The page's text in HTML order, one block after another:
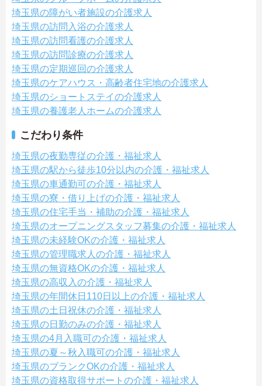
埼玉県の障がい者施設の介護求人
埼玉県の訪問入浴の介護求人
埼玉県の訪問看護の介護求人
埼玉県の訪問診療の介護求人
埼玉県の定期巡回の介護求人
埼玉県のケアハウス・高齢者住宅地の介護求人
埼玉県のショートステイの介護求人
埼玉県の養護老人ホームの介護求人
こだわり条件
埼玉県の夜勤専従の介護・福祉求人
埼玉県の駅から徒歩10分以内の介護・福祉求人
埼玉県の車通勤可の介護・福祉求人
埼玉県の寮・借り上げの介護・福祉求人
埼玉県の住宅手当・補助の介護・福祉求人
埼玉県のオープニングスタッフ募集の介護・福祉求人
埼玉県の未経験OKの介護・福祉求人
埼玉県の管理職求人の介護・福祉求人
埼玉県の無資格OKの介護・福祉求人
埼玉県の高収入の介護・福祉求人
埼玉県の年間休日110日以上の介護・福祉求人
埼玉県の土日祝休の介護・福祉求人
埼玉県の日勤のみの介護・福祉求人
埼玉県の4月入職可の介護・福祉求人
埼玉県の夏～秋入職可の介護・福祉求人
埼玉県のブランクOKの介護・福祉求人
埼玉県の資格取得サポートの介護・福祉求人